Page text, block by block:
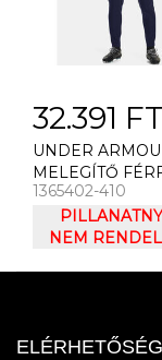
32.391 FT
UNDER
MELEGÍTŐ
UNDER ARMOUR
CHALLENGER
TRACKSUIT
1365402-410
NEM